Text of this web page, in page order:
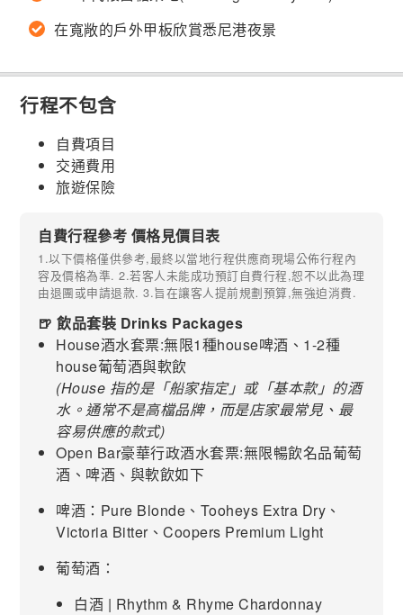
在寬敞的戶外甲板欣賞悉尼港夜景
行程不包含
自費項目
交通費用
旅遊保險
自費行程參考 價格見價目表
1.以下價格僅供參考,最終以當地行程供應商現場公佈行程內
容及價格為準. 2.若客人未能成功預訂自費行程,恕不以此為理
由退團或申請退款. 3.旨在讓客人提前規劃預算,無強迫消費.
🍺 飲品套裝 Drinks Packages
House酒水套票:無限1種house啤酒、1-2種
house葡萄酒與軟飲
(House 指的是「船家指定」或「基本款」的酒
水。通常不是高檔品牌，而是店家最常見、最
容易供應的款式)
Open Bar豪華行政酒水套票:無限暢飲名品葡萄
酒、啤酒、與軟飲如下
啤酒：Pure Blonde、Tooheys Extra Dry、
Victoria Bitter、Coopers Premium Light
葡萄酒：
白酒 | Rhythm & Rhyme Chardonnay